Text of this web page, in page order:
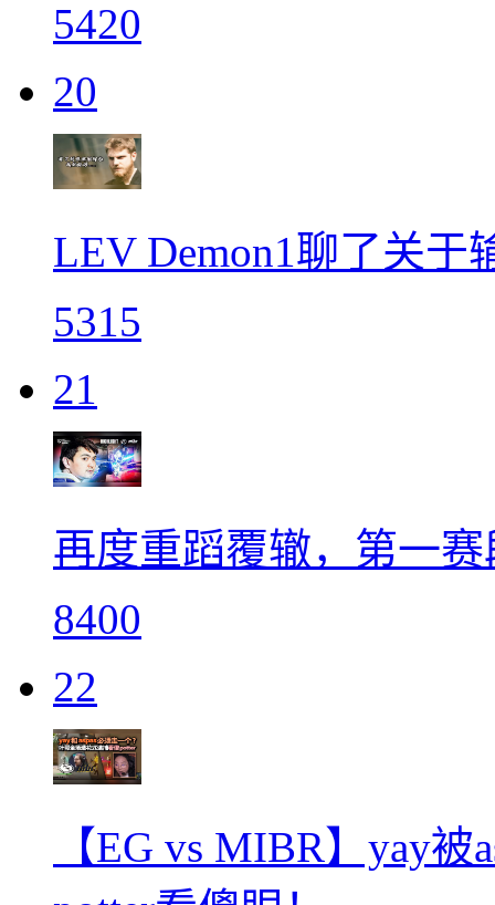
5420
20
LEV Demon1聊了关
5315
21
再度重蹈覆辙，第一
8400
22
【EG vs MIBR】yay